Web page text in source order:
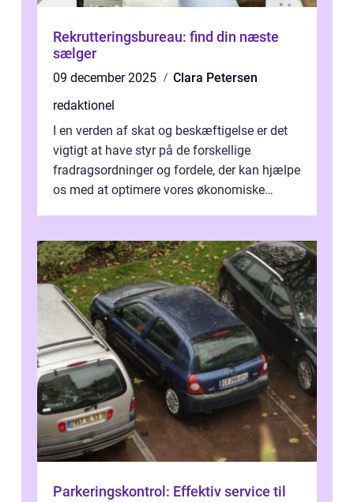
Rekrutteringsbureau: find din næste
sælger
09 december 2025
Clara Petersen
redaktionel
I en verden af skat og beskæftigelse er det
vigtigt at have styr på de forskellige
fradragsordninger og fordele, der kan hjælpe
os med at optimere vores økonomiske
Parkeringskontrol: Effektiv service til